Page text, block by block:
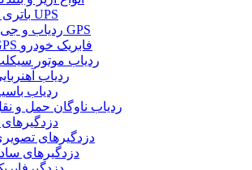
باتری و UPS
ردیاب و جی پی اس GPS
GPS فابریک خودرو
ردیاب موتور
ردیاب
ردیاب
ردیاب ناوگان حمل و
دزدگیرهای
دزدگیرهای
دزدگیرهای